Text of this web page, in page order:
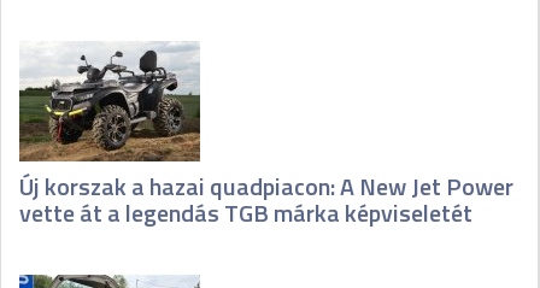
Új korszak a hazai quadpiacon: A New Jet Power
vette át a legendás TGB márka képviseletét